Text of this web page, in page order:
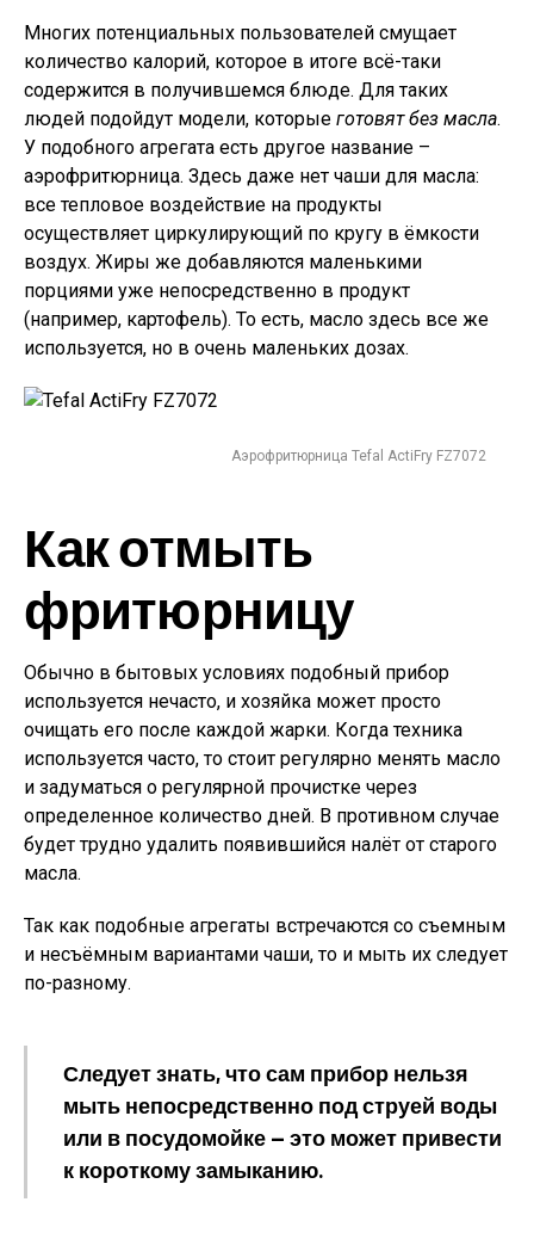
Многих потенциальных пользователей смущает
количество калорий, которое в итоге всё-таки
содержится в получившемся блюде. Для таких
людей подойдут модели, которые готовят без масла.
У подобного агрегата есть другое название –
аэрофритюрница. Здесь даже нет чаши для масла:
все тепловое воздействие на продукты
осуществляет циркулирующий по кругу в ёмкости
воздух. Жиры же добавляются маленькими
порциями уже непосредственно в продукт
(например, картофель). То есть, масло здесь все же
используется, но в очень маленьких дозах.
Аэрофритюрница Tefal ActiFry FZ7072
Как отмыть
фритюрницу
Обычно в бытовых условиях подобный прибор
используется нечасто, и хозяйка может просто
очищать его после каждой жарки. Когда техника
используется часто, то стоит регулярно менять масло
и задуматься о регулярной прочистке через
определенное количество дней. В противном случае
будет трудно удалить появившийся налёт от старого
масла.
Так как подобные агрегаты встречаются со съемным
и несъёмным вариантами чаши, то и мыть их следует
по-разному.
Следует знать, что сам прибор нельзя
мыть непосредственно под струей воды
или в посудомойке — это может привести
к короткому замыканию.